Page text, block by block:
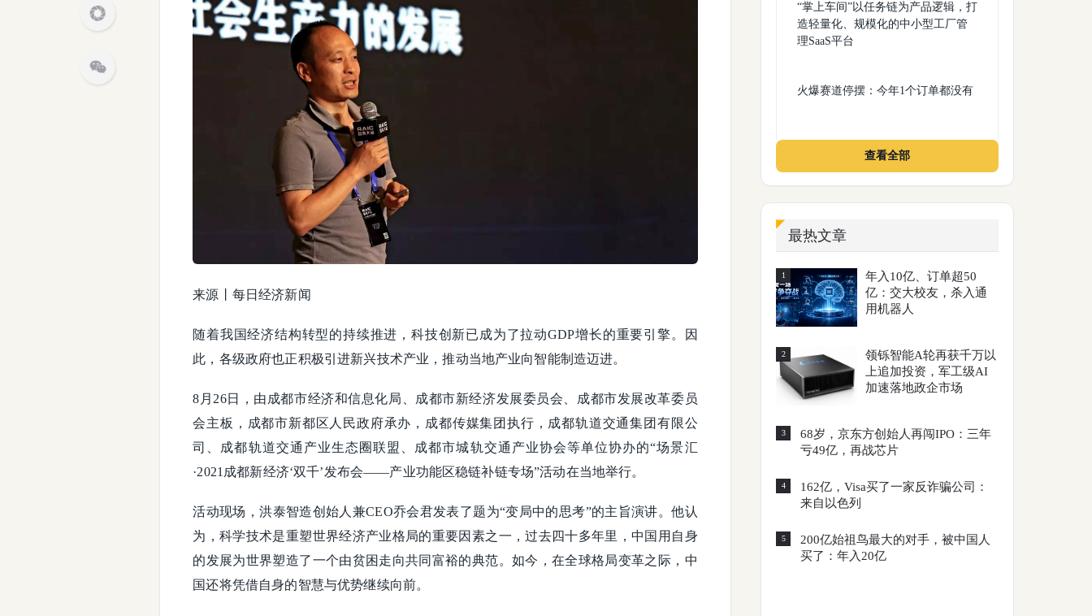
来源丨每日经济新闻
随着我国经济结构转型的持续推进，科技创新已成为了拉动GDP增长的重要引擎。因
此，各级政府也正积极引进新兴技术产业，推动当地产业向智能制造迈进。
8月26日，由成都市经济和信息化局、成都市新经济发展委员会、成都市发展改革委员
会主板，成都市新都区人民政府承办，成都传媒集团执行，成都轨道交通集团有限公
司、成都轨道交通产业生态圈联盟、成都市城轨交通产业协会等单位协办的“场景汇
·2021成都新经济‘双千’发布会——产业功能区稳链补链专场”活动在当地举行。
活动现场，洪泰智造创始人兼CEO乔会君发表了题为“变局中的思考”的主旨演讲。他认
为，科学技术是重塑世界经济产业格局的重要因素之一，过去四十多年里，中国用自身
的发展为世界塑造了一个由贫困走向共同富裕的典范。如今，在全球格局变革之际，中
国还将凭借自身的智慧与优势继续向前。
“掌上车间”以任务链为产品逻辑，打
造轻量化、规模化的中小型工厂管
理SaaS平台
火爆赛道停摆：今年1个订单都没有
查看全部
最热文章
1
年入10亿、订单超50
亿：交大校友，杀入通
用机器人
2
领铄智能A轮再获千万以
上追加投资，军工级AI
加速落地政企市场
3
68岁，京东方创始人再闯IPO：三年
亏49亿，再战芯片
4
162亿，Visa买了一家反诈骗公司：
来自以色列
5
200亿始祖鸟最大的对手，被中国人
买了：年入20亿